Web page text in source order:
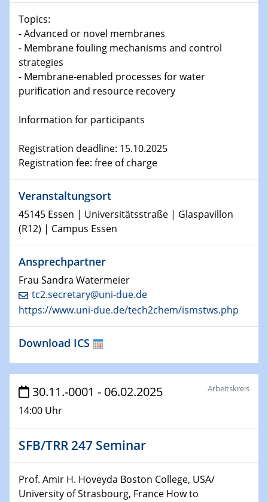
world
14.01.2025
SFB 1242 Kolloquium
15.01.2025
Physikalisches Kolloquium
GDCh Kolloquium
22.01.2025
Physikalisches Kolloquium
Make it and break it: Contact and Cracks at soft
interfaces
22.01.2025
HyMission Short Talks
Physikalisches Kolloquium
Decoding mRNA translation: Computational and
experimental approaches to understanding gene
expression
GDCh Kolloquium
The Cation Shuffle
30.01.2025
WIN & CENIDE Seminar Series on 2D-
MATURE
30.01.2025
Talk Prof. Erwin Reisner
Topics:
- Advanced or novel membranes
- Membrane fouling mechanisms and control
strategies
- Membrane-enabled processes for water
purification and resource recovery
Information for participants
Registration deadline: 15.10.2025
Registration fee: free of charge
Veranstaltungsort
45145 Essen | Universitätsstraße | Glaspavillon
(R12) | Campus Essen
Ansprechpartner
Frau Sandra Watermeier
tc2.secretary@uni-due.de
https://www.uni-due.de/tech2chem/ismstws.php
Download ICS
30.11.-0001 - 06.02.2025
14:00 Uhr
Arbeitskreis
SFB/TRR 247 Seminar
Prof. Amir H. Hoveyda Boston College, USA/
University of Strasbourg, France How to